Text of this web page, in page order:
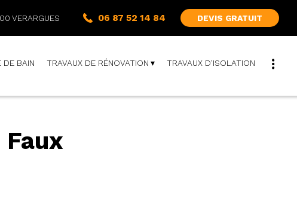
DEVIS GRATUIT
VERARGUES 06 87 52 14 84
DE BAIN TRAVAUX DE RÉNOVATION TRAVAUX D'ISOLATION
Faux